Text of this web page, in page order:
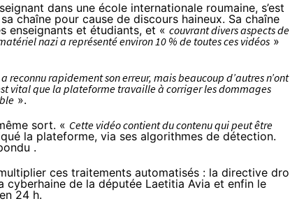
dans une école internationale roumaine, s’est
chaîne pour cause de discours haineux. Sa chaîne
enseignants et étudiants, et « couvrant divers aspects de
nazi a représenté environ 10 % de toutes ces vidéos »
reconnu rapidement son erreur, mais beaucoup d’autres n’ont
vital que la plateforme travaille à corriger les dommages
».
sort. « Cette vidéo contient du contenu qui peut être
la plateforme, via ses algorithmes de détection.
.
ces traitements automatisés : la directive
cyberhaine de la députée Laetitia Avia et enfin le
en 24 h.